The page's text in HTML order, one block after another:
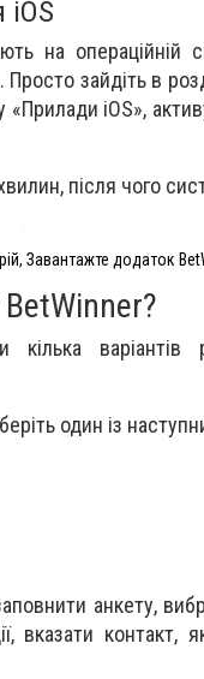
iOS
на операційній
зайдіть в
«Прилади iOS»,
після чого
Завантажте додаток
кілька
один із
анкету,
вказати контакт,